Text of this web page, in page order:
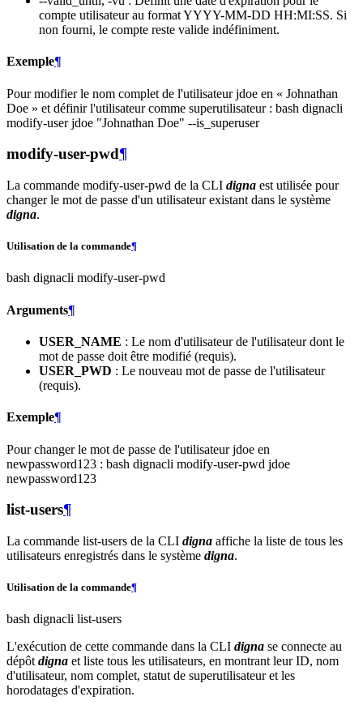
compte utilisateur au format YYYY-MM-DD HH:MI:SS. Si
non fourni, le compte reste valide indéfiniment.
Exemple¶
Pour modifier le nom complet de l'utilisateur jdoe en « Johnathan
Doe » et définir l'utilisateur comme superutilisateur : bash dignacli
modify-user jdoe "Johnathan Doe" --is_superuser
modify-user-pwd¶
La commande modify-user-pwd de la CLI digna est utilisée pour
changer le mot de passe d'un utilisateur existant dans le système
digna.
Utilisation de la commande¶
bash dignacli modify-user-pwd
Arguments¶
USER_NAME : Le nom d'utilisateur de l'utilisateur dont le
mot de passe doit être modifié (requis).
USER_PWD : Le nouveau mot de passe de l'utilisateur
(requis).
Exemple¶
Pour changer le mot de passe de l'utilisateur jdoe en
newpassword123 : bash dignacli modify-user-pwd jdoe
newpassword123
list-users¶
La commande list-users de la CLI digna affiche la liste de tous les
utilisateurs enregistrés dans le système digna.
Utilisation de la commande¶
bash dignacli list-users
L'exécution de cette commande dans la CLI digna se connecte au
dépôt digna et liste tous les utilisateurs, en montrant leur ID, nom
d'utilisateur, nom complet, statut de superutilisateur et les
horodatages d'expiration.